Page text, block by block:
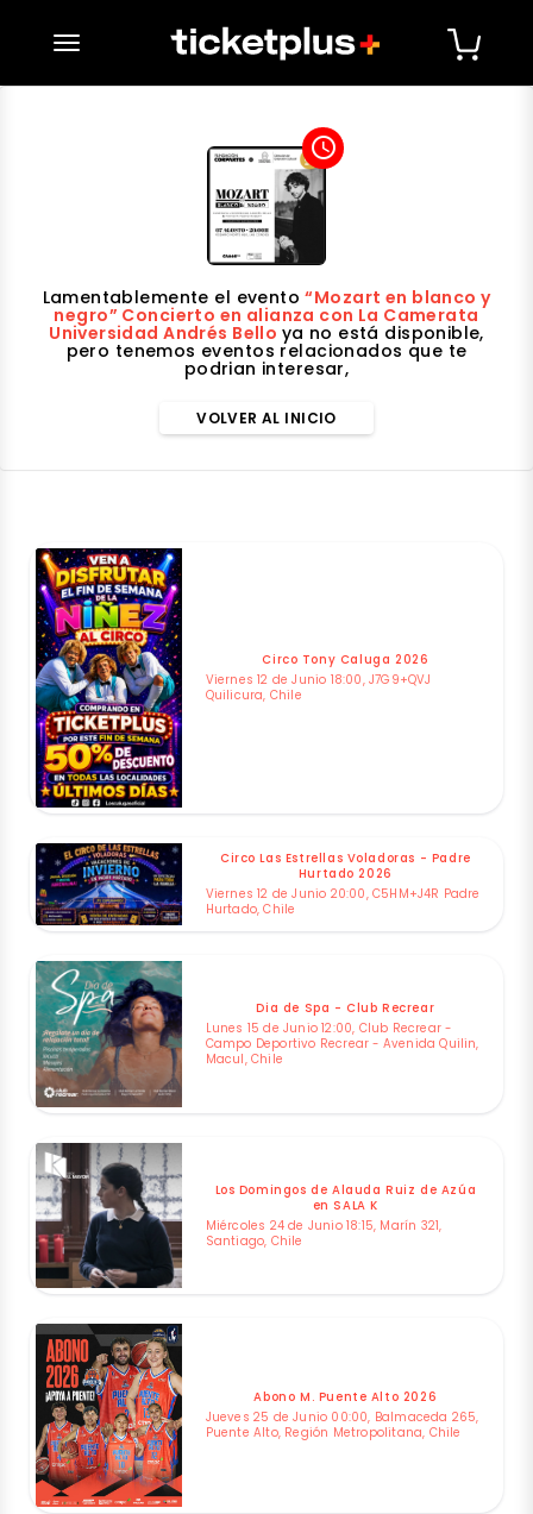
desplegar navegación
access_time
Lamentablemente el evento“Mozart en blanco y
negro” Concierto en alianza con La Camerata
Universidad Andrés Bello ya no está disponible,
pero tenemos eventos relacionados que te
podrian interesar,
VOLVER AL INICIO
Circo Tony Caluga 2026
Viernes 12 de Junio 18:00, J7G9+QVJ
Quilicura, Chile
Circo Las Estrellas Voladoras - Padre
Hurtado 2026
Viernes 12 de Junio 20:00, C5HM+J4R Padre
Hurtado, Chile
Dia de Spa - Club Recrear
Lunes 15 de Junio 12:00, Club Recrear -
Campo Deportivo Recrear - Avenida Quilin,
Macul, Chile
Los Domingos de Alauda Ruiz de Azúa
en SALA K
Miércoles 24 de Junio 18:15, Marín 321,
Santiago, Chile
Abono M. Puente Alto 2026
Jueves 25 de Junio 00:00, Balmaceda 265,
Puente Alto, Región Metropolitana, Chile